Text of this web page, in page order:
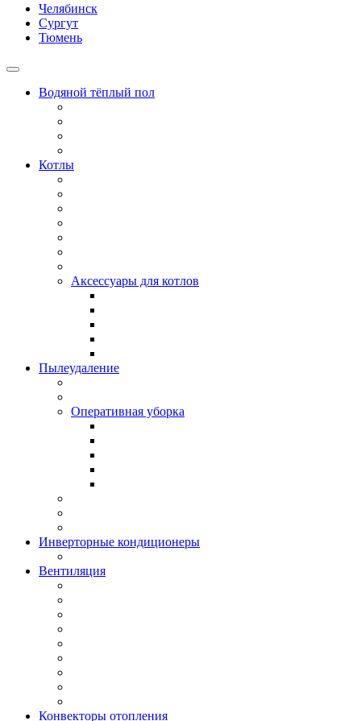
Челябинск
Сургут
Тюмень
Водяной тёплый пол
Котлы
Аксессуары для котлов
Пылеудаление
Оперативная уборка
Инверторные кондиционеры
Вентиляция
Конвекторы отопления